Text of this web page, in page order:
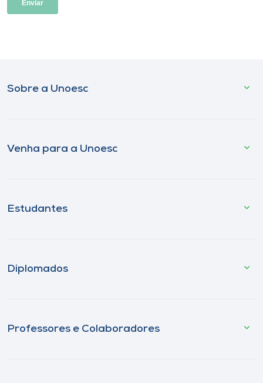
Sobre a Unoesc
Venha para a Unoesc
Estudantes
Diplomados
Professores e Colaboradores